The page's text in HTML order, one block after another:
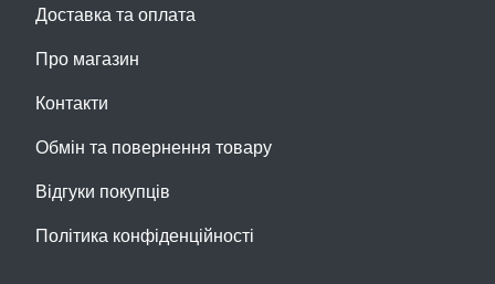
Доставка та оплата
Про магазин
Контакти
Обмін та повернення товару
Відгуки покупців
Політика конфіденційності